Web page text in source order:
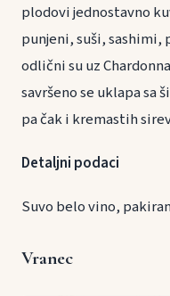
plodovi jednostavno
punjeni, suši,
odlični su uz
savršeno se uklapa
pa čak i kremastih
Detaljni podaci
Suvo belo vino,
Vranec